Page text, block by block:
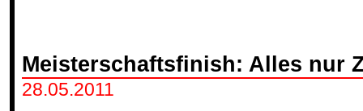
Meisterschaftsfinish: Alles nur
28.05.2011